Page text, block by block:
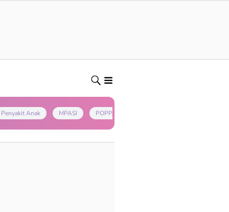
Penyakit Anak MPASI POPPAPA